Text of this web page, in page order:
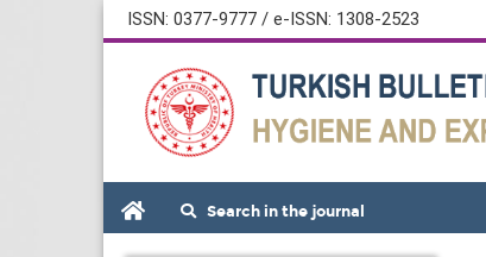
ISSN: 0377-9777 / e-ISSN: 1308-2523
Search in the journal